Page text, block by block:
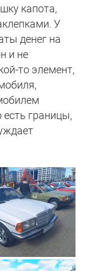
капота,
У
денег на
и не
то элемент,
есть границы,